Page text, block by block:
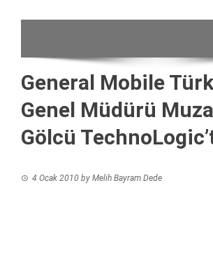
General Mobile
Genel Müdürü
Gölcü
4 Ocak 2010 by Melih Bayram Dede